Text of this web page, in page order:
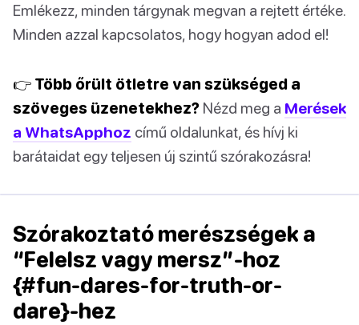
Emlékezz, minden tárgynak megvan a rejtett értéke.
Minden azzal kapcsolatos, hogy hogyan adod el!
👉 Több őrült ötletre van szükséged a
szöveges üzenetekhez? Nézd meg a Merések
a WhatsApphoz című oldalunkat, és hívj ki
barátaidat egy teljesen új szintű szórakozásra!
Szórakoztató merészségek a
“Felelsz vagy mersz”-hoz
{#fun-dares-for-truth-or-
dare}-hez